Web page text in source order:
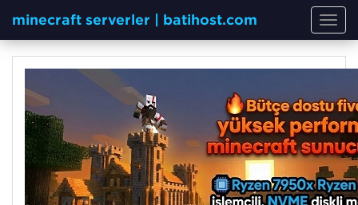
minecraft serverler | batihost.com